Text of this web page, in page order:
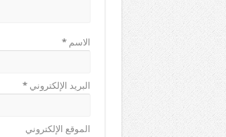
الاسم*
البريد الإلكتروني*
الموقع الإلكتروني